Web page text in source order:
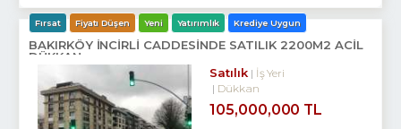
Fırsat Fiyatı Düşen Yeni Yatırımlık Krediye Uygun
BAKIRKÖY İNCİRLİ CADDESINDE SATILIK 2200M2 ACİL
DÜKKAN
Satılık
İş Yeri
Dükkan
105,000,000 TL